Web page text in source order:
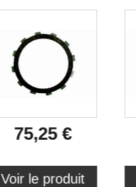
75,25 €
Voir le produit